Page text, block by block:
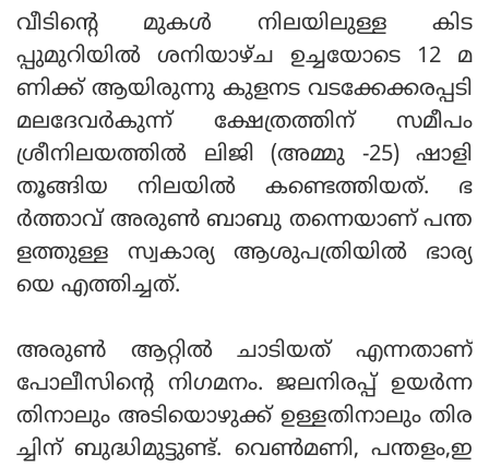
വീടിന്റെ മുകള്‍ നിലയിലുള്ള കിട
പ്പുമുറിയില്‍ ശനിയാഴ്ച ഉച്ചയോടെ 12 മ
ണിക്ക് ആയിരുന്നു കുളനട വടക്കേക്കരപ്പടി
മലദേവര്‍കുന്ന് ക്ഷേത്രത്തിന് സമീപം
ശ്രീനിലയത്തില്‍ ലിജി (അമ്മു -25) ഷാളി
തൂങ്ങിയ നിലയില്‍ കണ്ടെത്തിയത്. ഭ
ര്‍ത്താവ് അരുണ്‍ ബാബു തന്നെയാണ് പന്ത
ളത്തുള്ള സ്വകാര്യ ആശുപത്രിയില്‍ ഭാര്യ
യെ എത്തിച്ചത്.
അരുണ്‍ ആറ്റില്‍ ചാടിയത് എന്നതാണ്
പോലീസിന്റെ നിഗമനം. ജലനിരപ്പ് ഉയര്‍ന്ന
തിനാലും അടിയൊഴുക്ക് ഉള്ളതിനാലും തിര
ച്ചിന് ബുദ്ധിമുട്ടുണ്ട്. വെണ്‍മണി, പന്തളം,ഇ